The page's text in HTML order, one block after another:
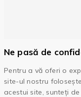
Ne pasă de
Pentru a vă oferi o
site-ul nostru
acestui site, sunteți